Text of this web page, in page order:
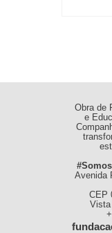
Obra de
e
Avenida
CEP